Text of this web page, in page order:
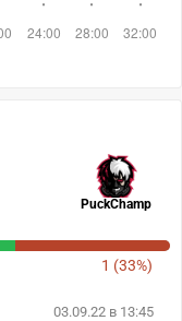
PuckChamp
1 (33%)
03.09.22 в 13:45